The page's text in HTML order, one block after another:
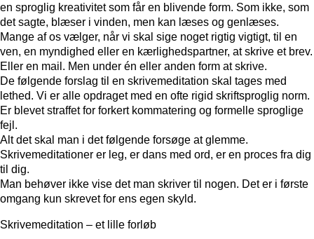
en sproglig kreativitet som får en blivende form. Som ikke, som
det sagte, blæser i vinden, men kan læses og genlæses.
Mange af os vælger, når vi skal sige noget rigtig vigtigt, til en
ven, en myndighed eller en kærlighedspartner, at skrive et brev.
Eller en mail. Men under én eller anden form at skrive.
De følgende forslag til en skrivemeditation skal tages med
lethed. Vi er alle opdraget med en ofte rigid skriftsproglig norm.
Er blevet straffet for forkert kommatering og formelle sproglige
fejl.
Alt det skal man i det følgende forsøge at glemme.
Skrivemeditationer er leg, er dans med ord, er en proces fra dig
til dig.
Man behøver ikke vise det man skriver til nogen. Det er i første
omgang kun skrevet for ens egen skyld.
Skrivemeditation – et lille forløb